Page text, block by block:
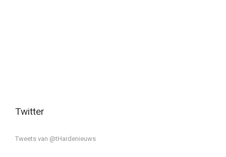
Twitter
Tweets van @tHardenieuws